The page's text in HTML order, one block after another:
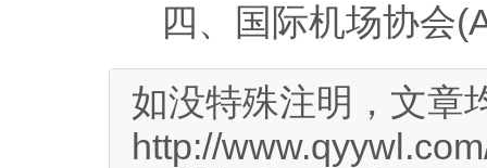
四、国际机场协会
如没特殊注明，文章
http://